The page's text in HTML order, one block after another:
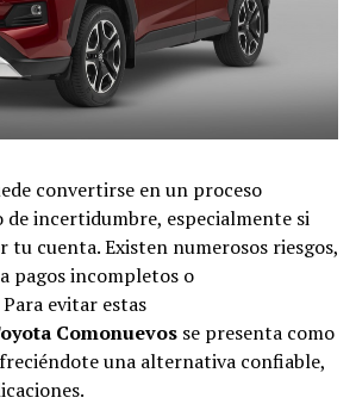
convertirse en un proceso
incertidumbre, especialmente si
tu cuenta. Existen numerosos riesgos,
pagos incompletos o
evitar estas
Comonuevos se presenta como
una alternativa confiable,